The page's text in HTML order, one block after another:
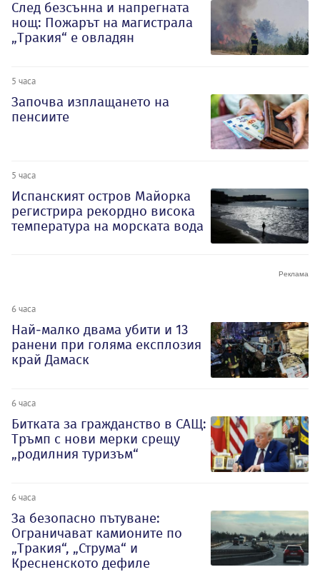
След безсънна и напрегната
нощ: Пожарът на магистрала
„Тракия“ е овладян
5 часа
Започва изплащането на
пенсиите
5 часа
Испанският остров Майорка
регистрира рекордно висока
температура на морската вода
6 часа
Най-малко двама убити и 13
ранени при голяма експлозия
край Дамаск
6 часа
Битката за гражданство в САЩ:
Тръмп с нови мерки срещу
„родилния туризъм“
6 часа
За безопасно пътуване:
Ограничават камионите по
„Тракия“, „Струма“ и
Кресненското дефиле